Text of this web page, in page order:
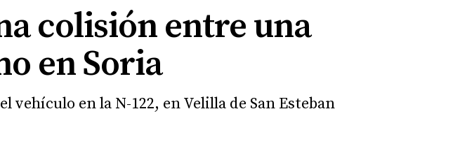
colisión entre una
en Soria
en la N-122, en Velilla de San Esteban